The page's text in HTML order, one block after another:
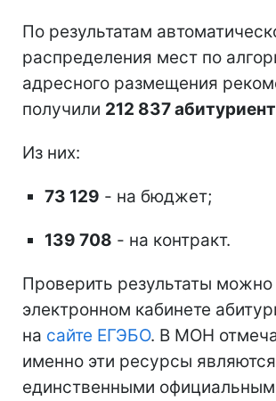
По результатам
распределения мест по
адресного размещения
получили 212 837
Из них:
73 129 - на бюджет;
139 708 - на контракт.
Проверить результаты можно
электронном кабинете
на сайте ЕГЭБО. В МОН
именно эти ресурсы являются
единственными